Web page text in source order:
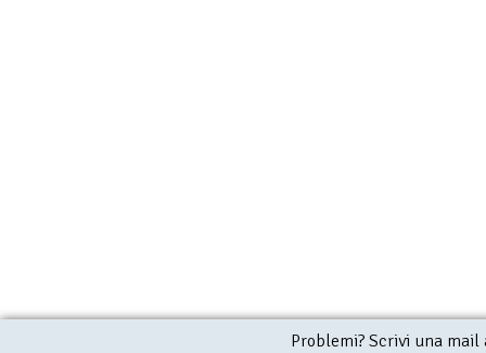
Problemi? Scrivi una